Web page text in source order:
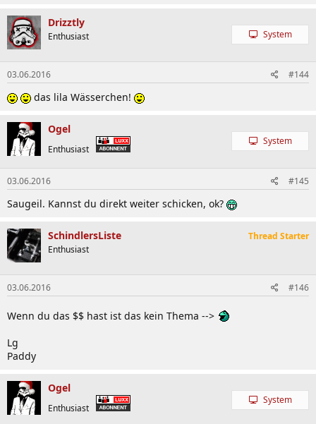
Drizztly
Enthusiast System
03.06.2016 #144
das lila Wässerchen!
Ogel
Enthusiast
System
03.06.2016 #145
Saugeil. Kannst du direkt weiter schicken, ok?
SchindlersListe
Enthusiast
Thread Starter
03.06.2016 #146
Wenn du das $$ hast ist das kein Thema -->
Lg
Paddy
Ogel
Enthusiast
System